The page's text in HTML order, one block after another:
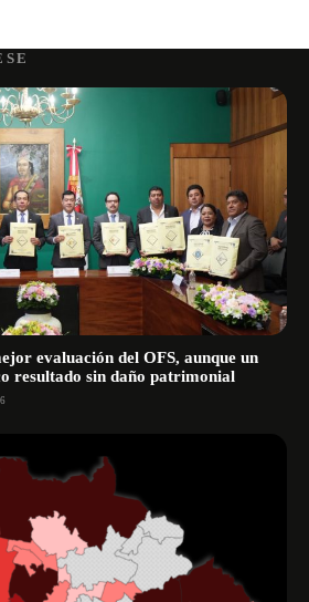
evaluación del OFS, aunque un
resultado sin daño patrimonial